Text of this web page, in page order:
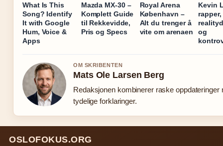
What Is This
Song? Identify
It with Google
Hum, Voice &
Apps
Mazda MX-30 –
Komplett Guide
til Rekkevidde,
Pris og Specs
Royal Arena
København –
Alt du trenger å
vite om arenaen
Kevin
rapper,
og
OM SKRIBENTEN
Mats Ole Larsen Berg
Redaksjonen kombinerer raske oppdateringer
tydelige forklaringer.
OSLOFOKUS.ORG